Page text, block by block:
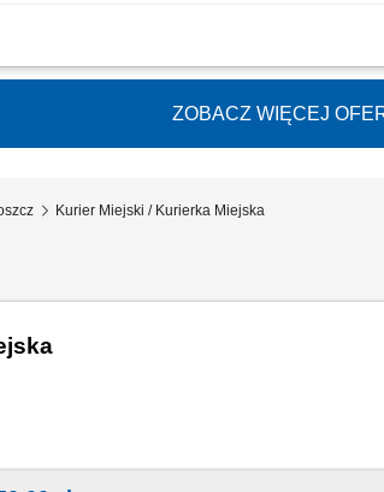
oraz drobnych przesyłek na wskazany adres,
ZOBACZ WIĘCEJ
Kurier Miejski / Kurierka Miejska